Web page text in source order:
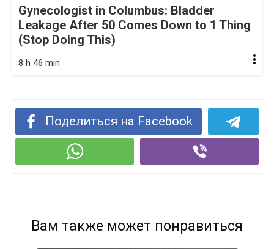
Gynecologist in Columbus: Bladder
Leakage After 50 Comes Down to 1 Thing
(Stop Doing This)
8 h 46 min
Поделиться на Facebook
Вам также может понравиться